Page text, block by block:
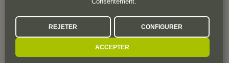
15,75€ 17,50€
(10% de réduction)
REJETER CONFIGURER
ACCEPTER